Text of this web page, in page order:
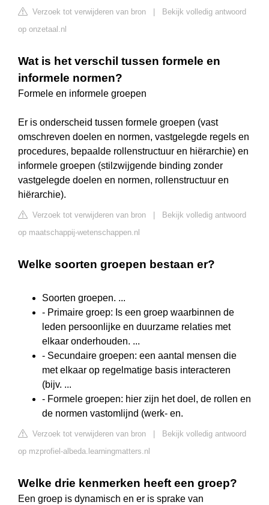
Verzoek tot verwijderen van bron
Bekijk volledig antwoord
op onzetaal.nl
Wat is het verschil tussen formele en
informele normen?
Formele en informele groepen
Er is onderscheid tussen formele groepen (vast
omschreven doelen en normen, vastgelegde regels en
procedures, bepaalde rollenstructuur en hiërarchie) en
informele groepen (stilzwijgende binding zonder
vastgelegde doelen en normen, rollenstructuur en
hiërarchie).
Verzoek tot verwijderen van bron
Bekijk volledig antwoord
op maatschappij-wetenschappen.nl
Welke soorten groepen bestaan er?
Soorten groepen. ...
- Primaire groep: Is een groep waarbinnen de
leden persoonlijke en duurzame relaties met
elkaar onderhouden. ...
- Secundaire groepen: een aantal mensen die
met elkaar op regelmatige basis interacteren
(bijv. ...
- Formele groepen: hier zijn het doel, de rollen en
de normen vastomlijnd (werk- en.
Verzoek tot verwijderen van bron
Bekijk volledig antwoord
op mzprofiel-albeda.learningmatters.nl
Welke drie kenmerken heeft een groep?
Een groep is dynamisch en er is sprake van